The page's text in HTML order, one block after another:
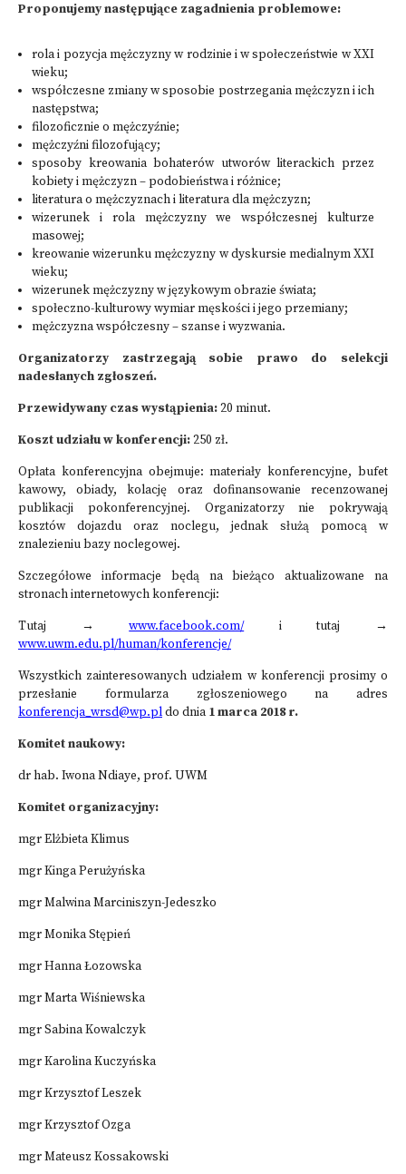
Proponujemy następujące zagadnienia problemowe:
rola i pozycja mężczyzny w rodzinie i w społeczeństwie w XXI
wieku;
współczesne zmiany w sposobie postrzegania mężczyzn i ich
następstwa;
filozoficznie o mężczyźnie;
mężczyźni filozofujący;
sposoby kreowania bohaterów utworów literackich przez
kobiety i mężczyzn – podobieństwa i różnice;
literatura o mężczyznach i literatura dla mężczyzn;
wizerunek i rola mężczyzny we współczesnej kulturze
masowej;
kreowanie wizerunku mężczyzny w dyskursie medialnym XXI
wieku;
wizerunek mężczyzny w językowym obrazie świata;
społeczno-kulturowy wymiar męskości i jego przemiany;
mężczyzna współczesny – szanse i wyzwania.
Organizatorzy zastrzegają sobie prawo do selekcji
nadesłanych zgłoszeń.
Przewidywany czas wystąpienia:20 minut.
Koszt udziału w konferencji:250 zł.
Opłata konferencyjna obejmuje: materiały konferencyjne, bufet
kawowy, obiady, kolację oraz dofinansowanie recenzowanej
publikacji pokonferencyjnej. Organizatorzy nie pokrywają
kosztów dojazdu oraz noclegu, jednak służą pomocą w
znalezieniu bazy noclegowej.
Szczegółowe informacje będą na bieżąco aktualizowane na
stronach internetowych konferencji:
Tutaj →www.facebook.com/i tutaj →
www.uwm.edu.pl/human/konferencje/
Wszystkich zainteresowanych udziałem w konferencji prosimy o
przesłanie formularza zgłoszeniowego na adres
konferencja_wrsd@wp.pldo dnia 1 marca 2018 r.
Komitet naukowy:
dr hab. Iwona Ndiaye, prof. UWM
Komitet organizacyjny:
mgr Elżbieta Klimus
mgr Kinga Perużyńska
mgr Malwina Marciniszyn-Jedeszko
mgr Monika Stępień
mgr Hanna Łozowska
mgr Marta Wiśniewska
mgr Sabina Kowalczyk
mgr Karolina Kuczyńska
mgr Krzysztof Leszek
mgr Krzysztof Ozga
mgr Mateusz Kossakowski